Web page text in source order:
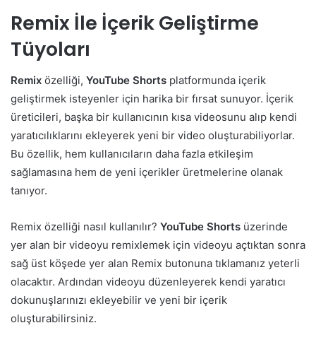
Remix İle İçerik Geliştirme
Tüyoları
Remix özelliği, YouTube Shorts platformunda içerik
geliştirmek isteyenler için harika bir fırsat sunuyor. İçerik
üreticileri, başka bir kullanıcının kısa videosunu alıp kendi
yaratıcılıklarını ekleyerek yeni bir video oluşturabiliyorlar.
Bu özellik, hem kullanıcıların daha fazla etkileşim
sağlamasına hem de yeni içerikler üretmelerine olanak
tanıyor.
Remix özelliği nasıl kullanılır? YouTube Shorts üzerinde
yer alan bir videoyu remixlemek için videoyu açtıktan sonra
sağ üst köşede yer alan Remix butonuna tıklamanız yeterli
olacaktır. Ardından videoyu düzenleyerek kendi yaratıcı
dokunuşlarınızı ekleyebilir ve yeni bir içerik
oluşturabilirsiniz.